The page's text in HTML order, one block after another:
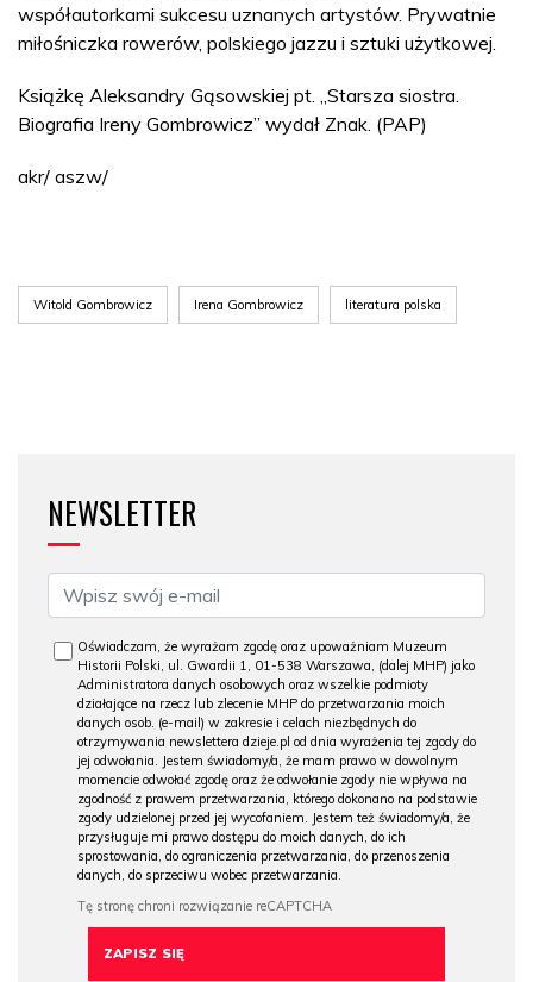
współautorkami sukcesu uznanych artystów. Prywatnie
miłośniczka rowerów, polskiego jazzu i sztuki użytkowej.
Książkę Aleksandry Gąsowskiej pt. „Starsza siostra.
Biografia Ireny Gombrowicz” wydał Znak. (PAP)
akr/ aszw/
Witold Gombrowicz Irena Gombrowicz literatura polska
NEWSLETTER
Oświadczam, że wyrażam zgodę oraz upoważniam Muzeum
Historii Polski, ul. Gwardii 1, 01-538 Warszawa, (dalej MHP) jako
Administratora danych osobowych oraz wszelkie podmioty
działające na rzecz lub zlecenie MHP do przetwarzania moich
danych osob. (e-mail) w zakresie i celach niezbędnych do
otrzymywania newslettera dzieje.pl od dnia wyrażenia tej zgody do
jej odwołania. Jestem świadomy/a, że mam prawo w dowolnym
momencie odwołać zgodę oraz że odwołanie zgody nie wpływa na
zgodność z prawem przetwarzania, którego dokonano na podstawie
zgody udzielonej przed jej wycofaniem. Jestem też świadomy/a, że
przysługuje mi prawo dostępu do moich danych, do ich
sprostowania, do ograniczenia przetwarzania, do przenoszenia
danych, do sprzeciwu wobec przetwarzania.